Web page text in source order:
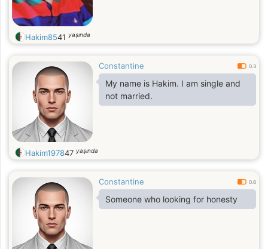
Hakim8541 yaşında
Constantine 0.3
My name is Hakim. I am single and
not married.
Hakim197847 yaşında
Constantine 0.6
Someone who looking for honesty